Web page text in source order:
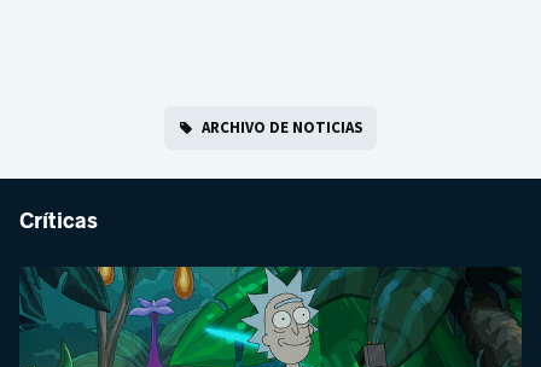
ARCHIVO DE NOTICIAS
Críticas